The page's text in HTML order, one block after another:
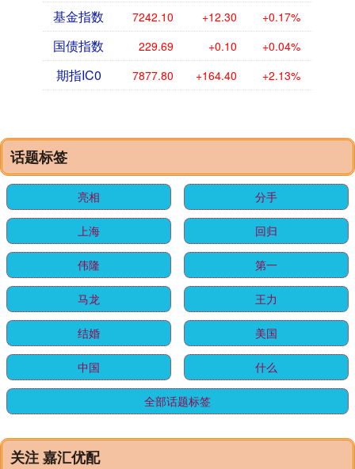
基金指数 7242.10 +12.30 +0.17%
国债指数 229.69 +0.10 +0.04%
期指IC0 7877.80 +164.40 +2.13%
话题标签
亮相 分手
上海 回归
伟隆 第一
马龙 王力
结婚 美国
中国 什么
全部话题标签
关注 嘉汇优配